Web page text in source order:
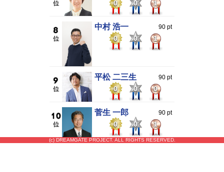
0 0 1
中村 浩一 90 pt
0 0 1
平松 二三生 90 pt
0 0 0
菅生 一郎 90 pt
0 0 1
(c) DREAMGATE PROJECT. ALL RIGHTS RESERVED.